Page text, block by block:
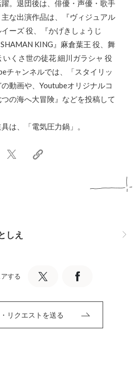
。退団後は、俳優・声優・歌手
な出演作品は、『ヴィジュアル
ーズ 役、『かげきしょうじ
KING』麻倉葉王 役、舞
いくさ世の徒花 細川ガラシャ 役
チャンネルでは、「スタイリッ
動画や、Youtubeオリジナルコ
の海へ大冒険』などを投稿して
は、「電気圧力鍋」。
しえ
する
リクエストを送る